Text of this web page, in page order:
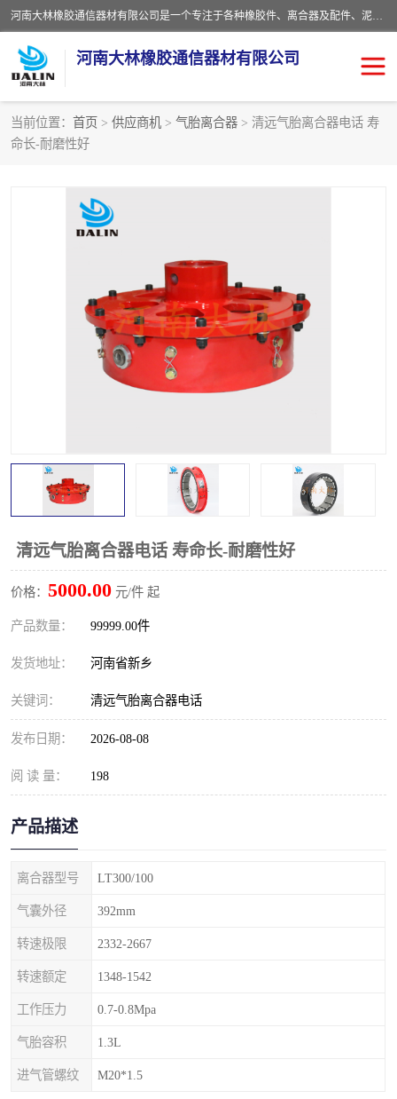
河南大林橡胶通信器材有限公司是一个专注于各种橡胶件、离合器及配件、泥浆泵及配件等产品设计制造和加工的企业。产品应用于矿山、冶金、石油、钢铁、化工、水泥、船舶、造纸、通用机械等各种大功率机械传动或制动装置。
河南大林橡胶通信器材有限公司
当前位置： 首页 > 供应商机 > 气胎离合器 > 清远气胎离合器电话 寿
命长-耐磨性好
清远气胎离合器电话 寿命长-耐磨性好
价格： 5000.00 元/件 起
产品数量： 99999.00件
发货地址： 河南省新乡
关键词： 清远气胎离合器电话
发布日期： 2026-08-08
阅 读 量： 198
产品描述
离合器型号 LT300/100
气囊外径 392mm
转速极限 2332-2667
转速额定 1348-1542
工作压力 0.7-0.8Mpa
气胎容积 1.3L
进气管螺纹 M20*1.5
推盘离合器
VC离合器
PO隔膜离合器
泥浆泵空气包胶囊 气动元件
DY隔膜式离合器 CB离合器
实芯轮胎